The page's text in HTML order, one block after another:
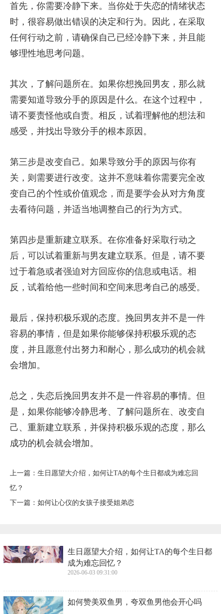
首先，你需要冷静下来。当你处于失恋的情绪状态
时，很容易做出错误的决定和行为。因此，在采取
任何行动之前，请确保自己已经冷静下来，并且能
够理性地思考问题。
其次，了解问题所在。如果你想挽回男友，那么就
需要知道导致分手的原因是什么。在这个过程中，
请不要责怪他或自责。相反，试着理解他的想法和
感受，并找出导致分手的根本原因。
第三步是改变自己。如果导致分手的原因与你有
关，则需要进行改变。这并不意味着你需要完全改
变自己的个性或价值观念，而是要学会从对方角度
去看待问题，并适当地调整自己的行为方式。
第四步是重新建立联系。在你准备好采取行动之
后，可以试着重新与男友建立联系。但是，请不要
过于着急或者强迫对方回应你的信息或电话。相
反，试着给他一些时间和空间来思考自己的感受。
最后，保持积极乐观的态度。挽回男友并不是一件
容易的事情，但是如果你能够保持积极乐观的态
度，并且愿意付出努力和耐心，那么成功的机会就
会增加。
总之，失恋后挽回男友并不是一件容易的事情。但
是，如果你能够冷静思考、了解问题所在、改变自
己、重新建立联系，并保持积极乐观的态度，那么
成功的机会就会增加。
上一篇： ​生日愿望大介绍，如何让TA的每个生日都成为难忘回
忆？
下一篇： ​如何让心仪的女孩子接受姐弟恋
​生日愿望大介绍，如何让TA的每个生日都
成为难忘回忆？
2026-06-03 09:31:00
​如何赞美双鱼男，夸双鱼男他会开心吗